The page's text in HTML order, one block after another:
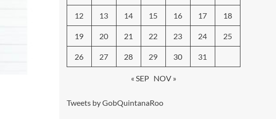
12 13 14 15 16 17 18
19 20 21 22 23 24 25
26 27 28 29 30 31
« SEP NOV »
Tweets by GobQuintanaRoo